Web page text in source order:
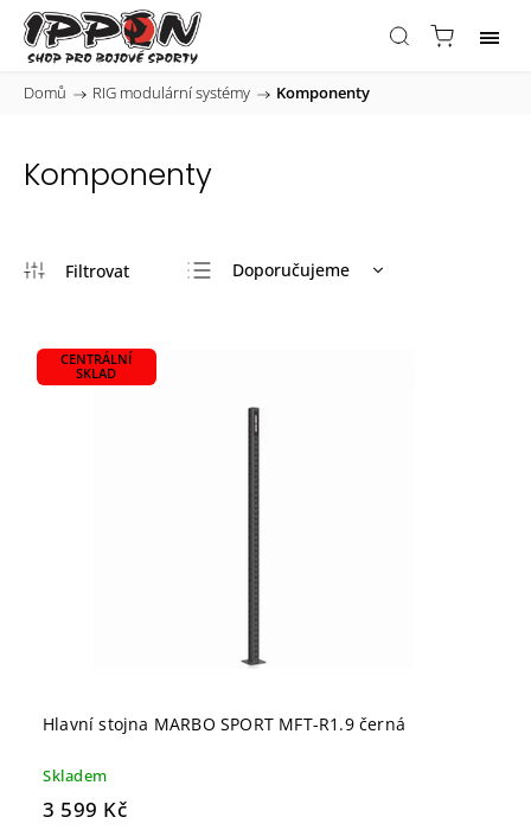
Domů / RIG modulární systémy / Komponenty
Komponenty
Doporučujeme
Abecedně
CENTRÁLNÍ
SKLAD
Hlavní stojna MARBO SPORT MFT-R1.9 černá
Skladem
3 599 Kč